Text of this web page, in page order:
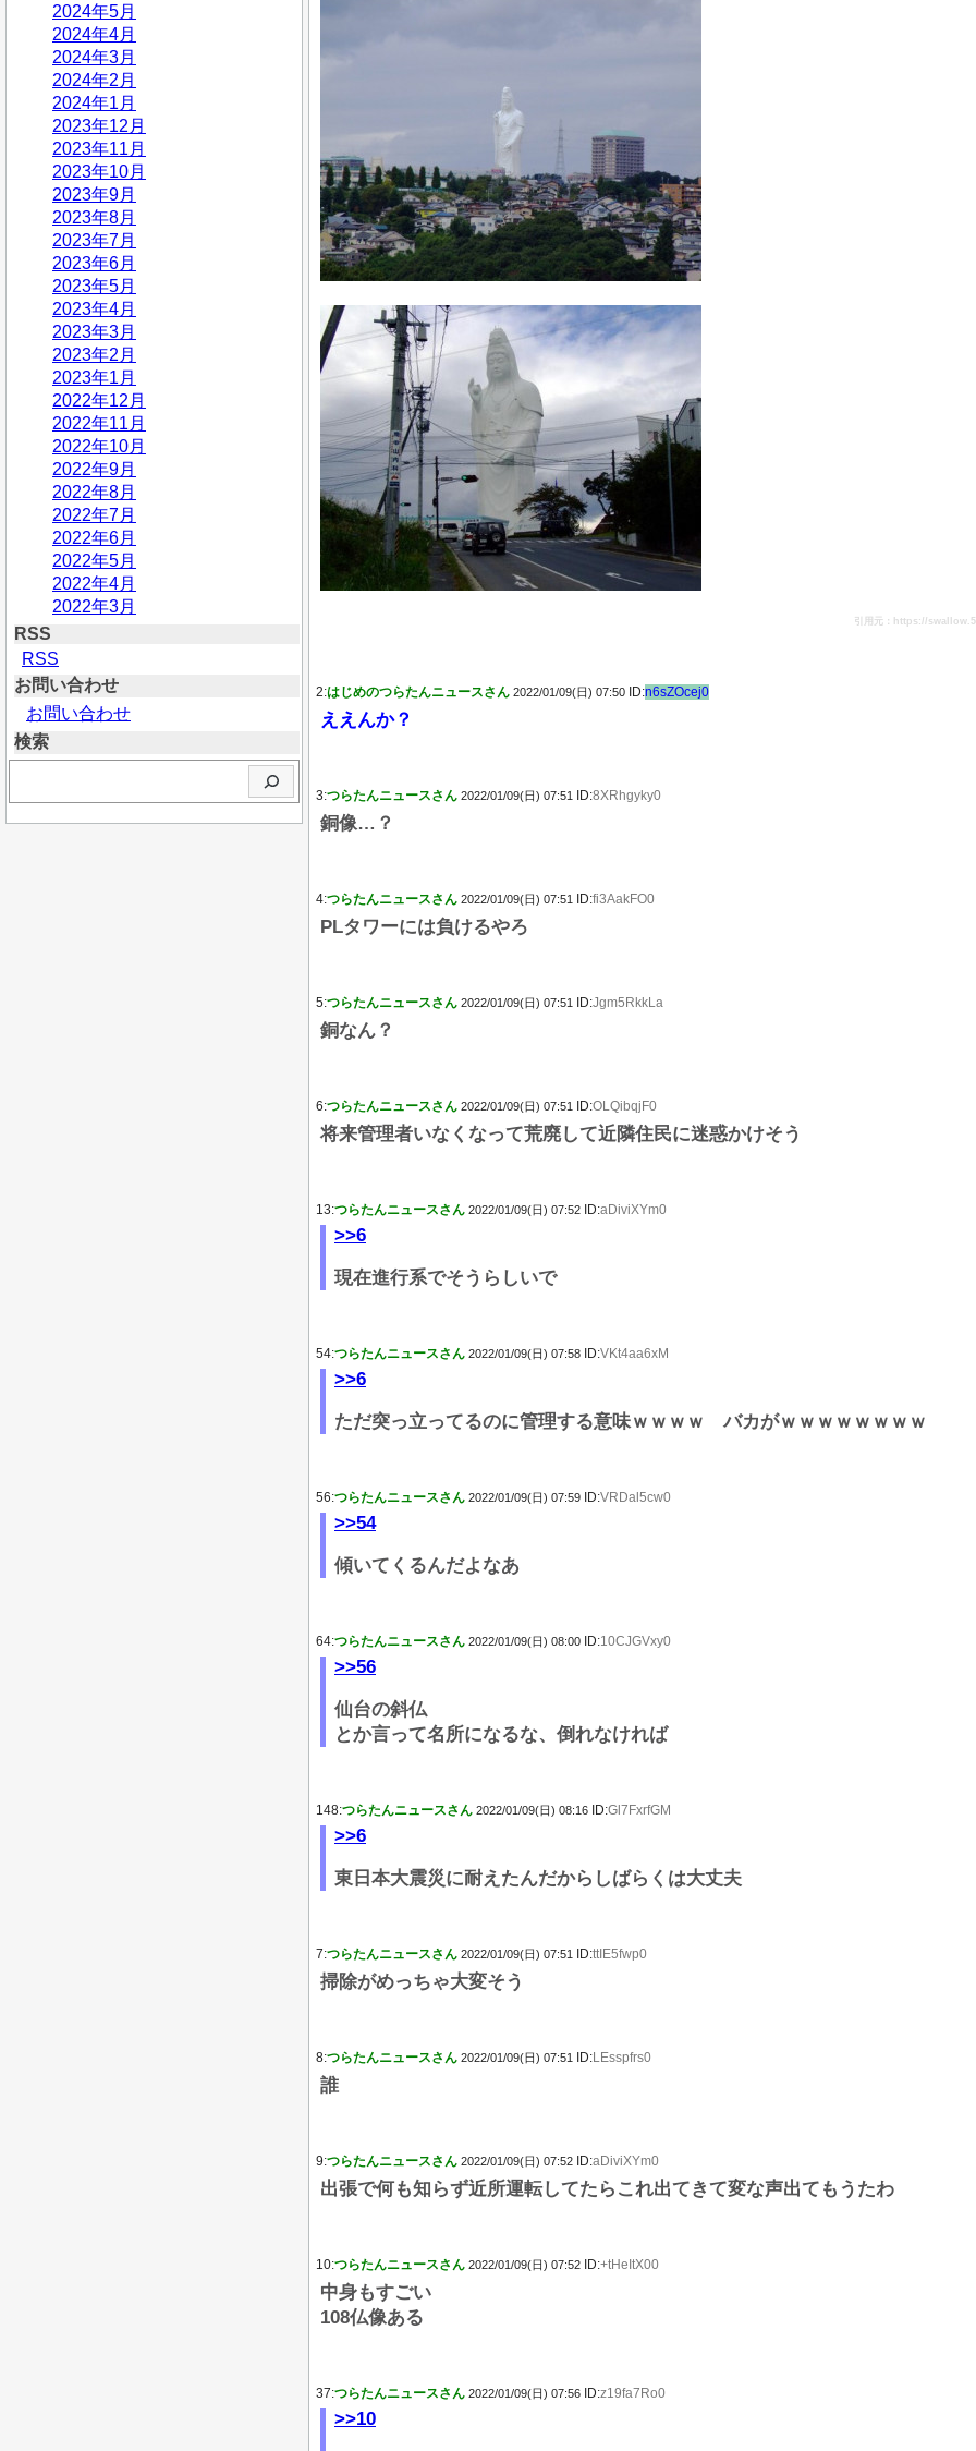
2024年5月
2024年4月
2024年3月
2024年2月
2024年1月
2023年12月
2023年11月
2023年10月
2023年9月
2023年8月
2023年7月
2023年6月
2023年5月
2023年4月
2023年3月
2023年2月
2023年1月
2022年12月
2022年11月
2022年10月
2022年9月
2022年8月
2022年7月
2022年6月
2022年5月
2022年4月
2022年3月
RSS
RSS
お問い合わせ
お問い合わせ
検索
引用元：https://
2:はじめのつらたんニュースさん 2022/01/09(日) 07:50 ID:n6sZOcej0
ええんか？
3:つらたんニュースさん 2022/01/09(日) 07:51 ID:8XRhgyky0
銅像…？
4:つらたんニュースさん 2022/01/09(日) 07:51 ID:fi3AakFO0
PLタワーには負けるやろ
5:つらたんニュースさん 2022/01/09(日) 07:51 ID:Jgm5RkkLa
銅なん？
6:つらたんニュースさん 2022/01/09(日) 07:51 ID:OLQibqjF0
将来管理者いなくなって荒廃して近隣住民に迷惑かけそう
13:つらたんニュースさん 2022/01/09(日) 07:52 ID:aDiviXYm0
>>6
現在進行系でそうらしいで
54:つらたんニュースさん 2022/01/09(日) 07:58 ID:VKt4aa6xM
>>6
ただ突っ立ってるのに管理する意味ｗｗｗｗ バカがｗｗｗｗｗｗｗｗ
56:つらたんニュースさん 2022/01/09(日) 07:59 ID:VRDal5cw0
>>54
傾いてくるんだよなあ
64:つらたんニュースさん 2022/01/09(日) 08:00 ID:10CJGVxy0
>>56
仙台の斜仏
とか言って名所になるな、倒れなければ
148:つらたんニュースさん 2022/01/09(日) 08:16 ID:Gl7FxrfGM
>>6
東日本大震災に耐えたんだからしばらくは大丈夫
7:つらたんニュースさん 2022/01/09(日) 07:51 ID:ttIE5fwp0
掃除がめっちゃ大変そう
8:つらたんニュースさん 2022/01/09(日) 07:51 ID:LEsspfrs0
誰
9:つらたんニュースさん 2022/01/09(日) 07:52 ID:aDiviXYm0
出張で何も知らず近所運転してたらこれ出てきて変な声出てもうたわ
10:つらたんニュースさん 2022/01/09(日) 07:52 ID:+tHeItX00
中身もすごい
108仏像ある
37:つらたんニュースさん 2022/01/09(日) 07:56 ID:z19fa7Ro0
>>10